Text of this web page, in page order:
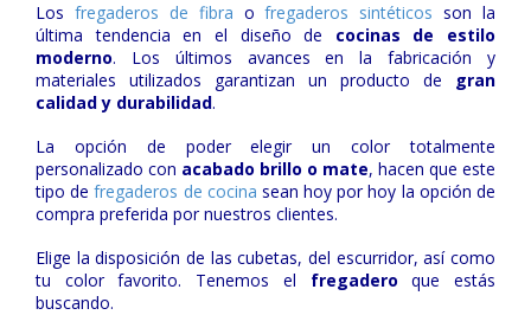
Los fregaderos de fibra ofregaderos sintéticos son la
última tendencia en el diseño de cocinas de estilo
moderno. Los últimos avances en la fabricación y
materiales utilizados garantizan un producto de gran
calidad y durabilidad.
La opción de poder elegir un color totalmente
personalizado con acabado brillo o mate, hacen que este
tipo defregaderos de cocina sean hoy por hoy la opción de
compra preferida por nuestros clientes.
Elige la disposición de las cubetas, del escurridor, así como
tu color favorito. Tenemos el fregadero que estás
buscando.